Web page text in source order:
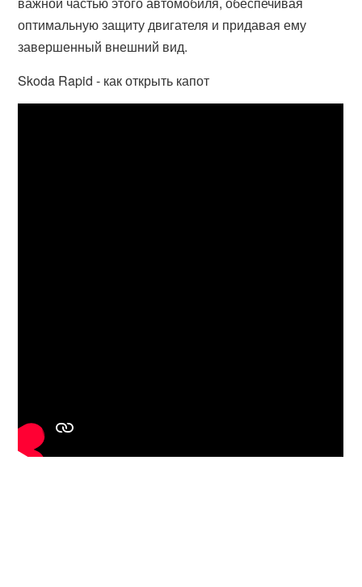
оптимальную защиту двигателя и придавая ему
завершенный внешний вид.
Skoda Rapid - как открыть капот